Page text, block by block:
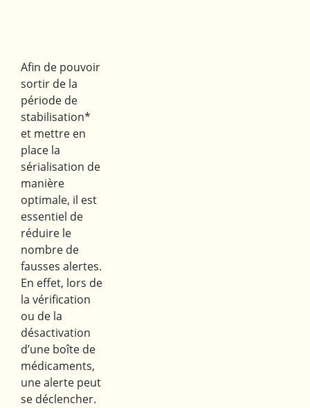
Afin de pouvoir
sortir de la
période de
stabilisation*
et mettre en
place la
sérialisation de
manière
optimale, il est
essentiel de
réduire le
nombre de
fausses alertes.
En effet, lors de
la vérification
ou de la
désactivation
d’une boîte de
médicaments,
une alerte peut
se déclencher.